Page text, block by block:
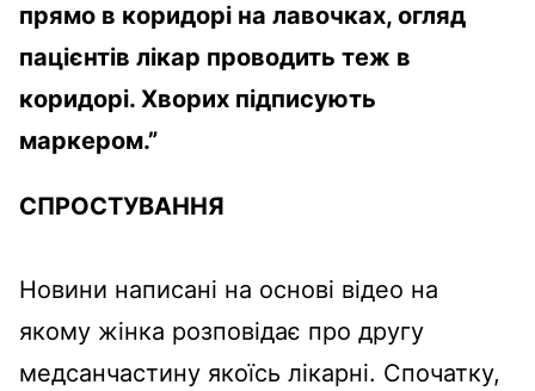
прямо в коридорі на лавочках, огляд
пацієнтів лікар проводить теж в
коридорі. Хворих підписують
маркером.”
СПРОСТУВАННЯ
Новини написані на основі відео на
якому жінка розповідає про другу
медсанчастину якоїсь лікарні. Спочатку,